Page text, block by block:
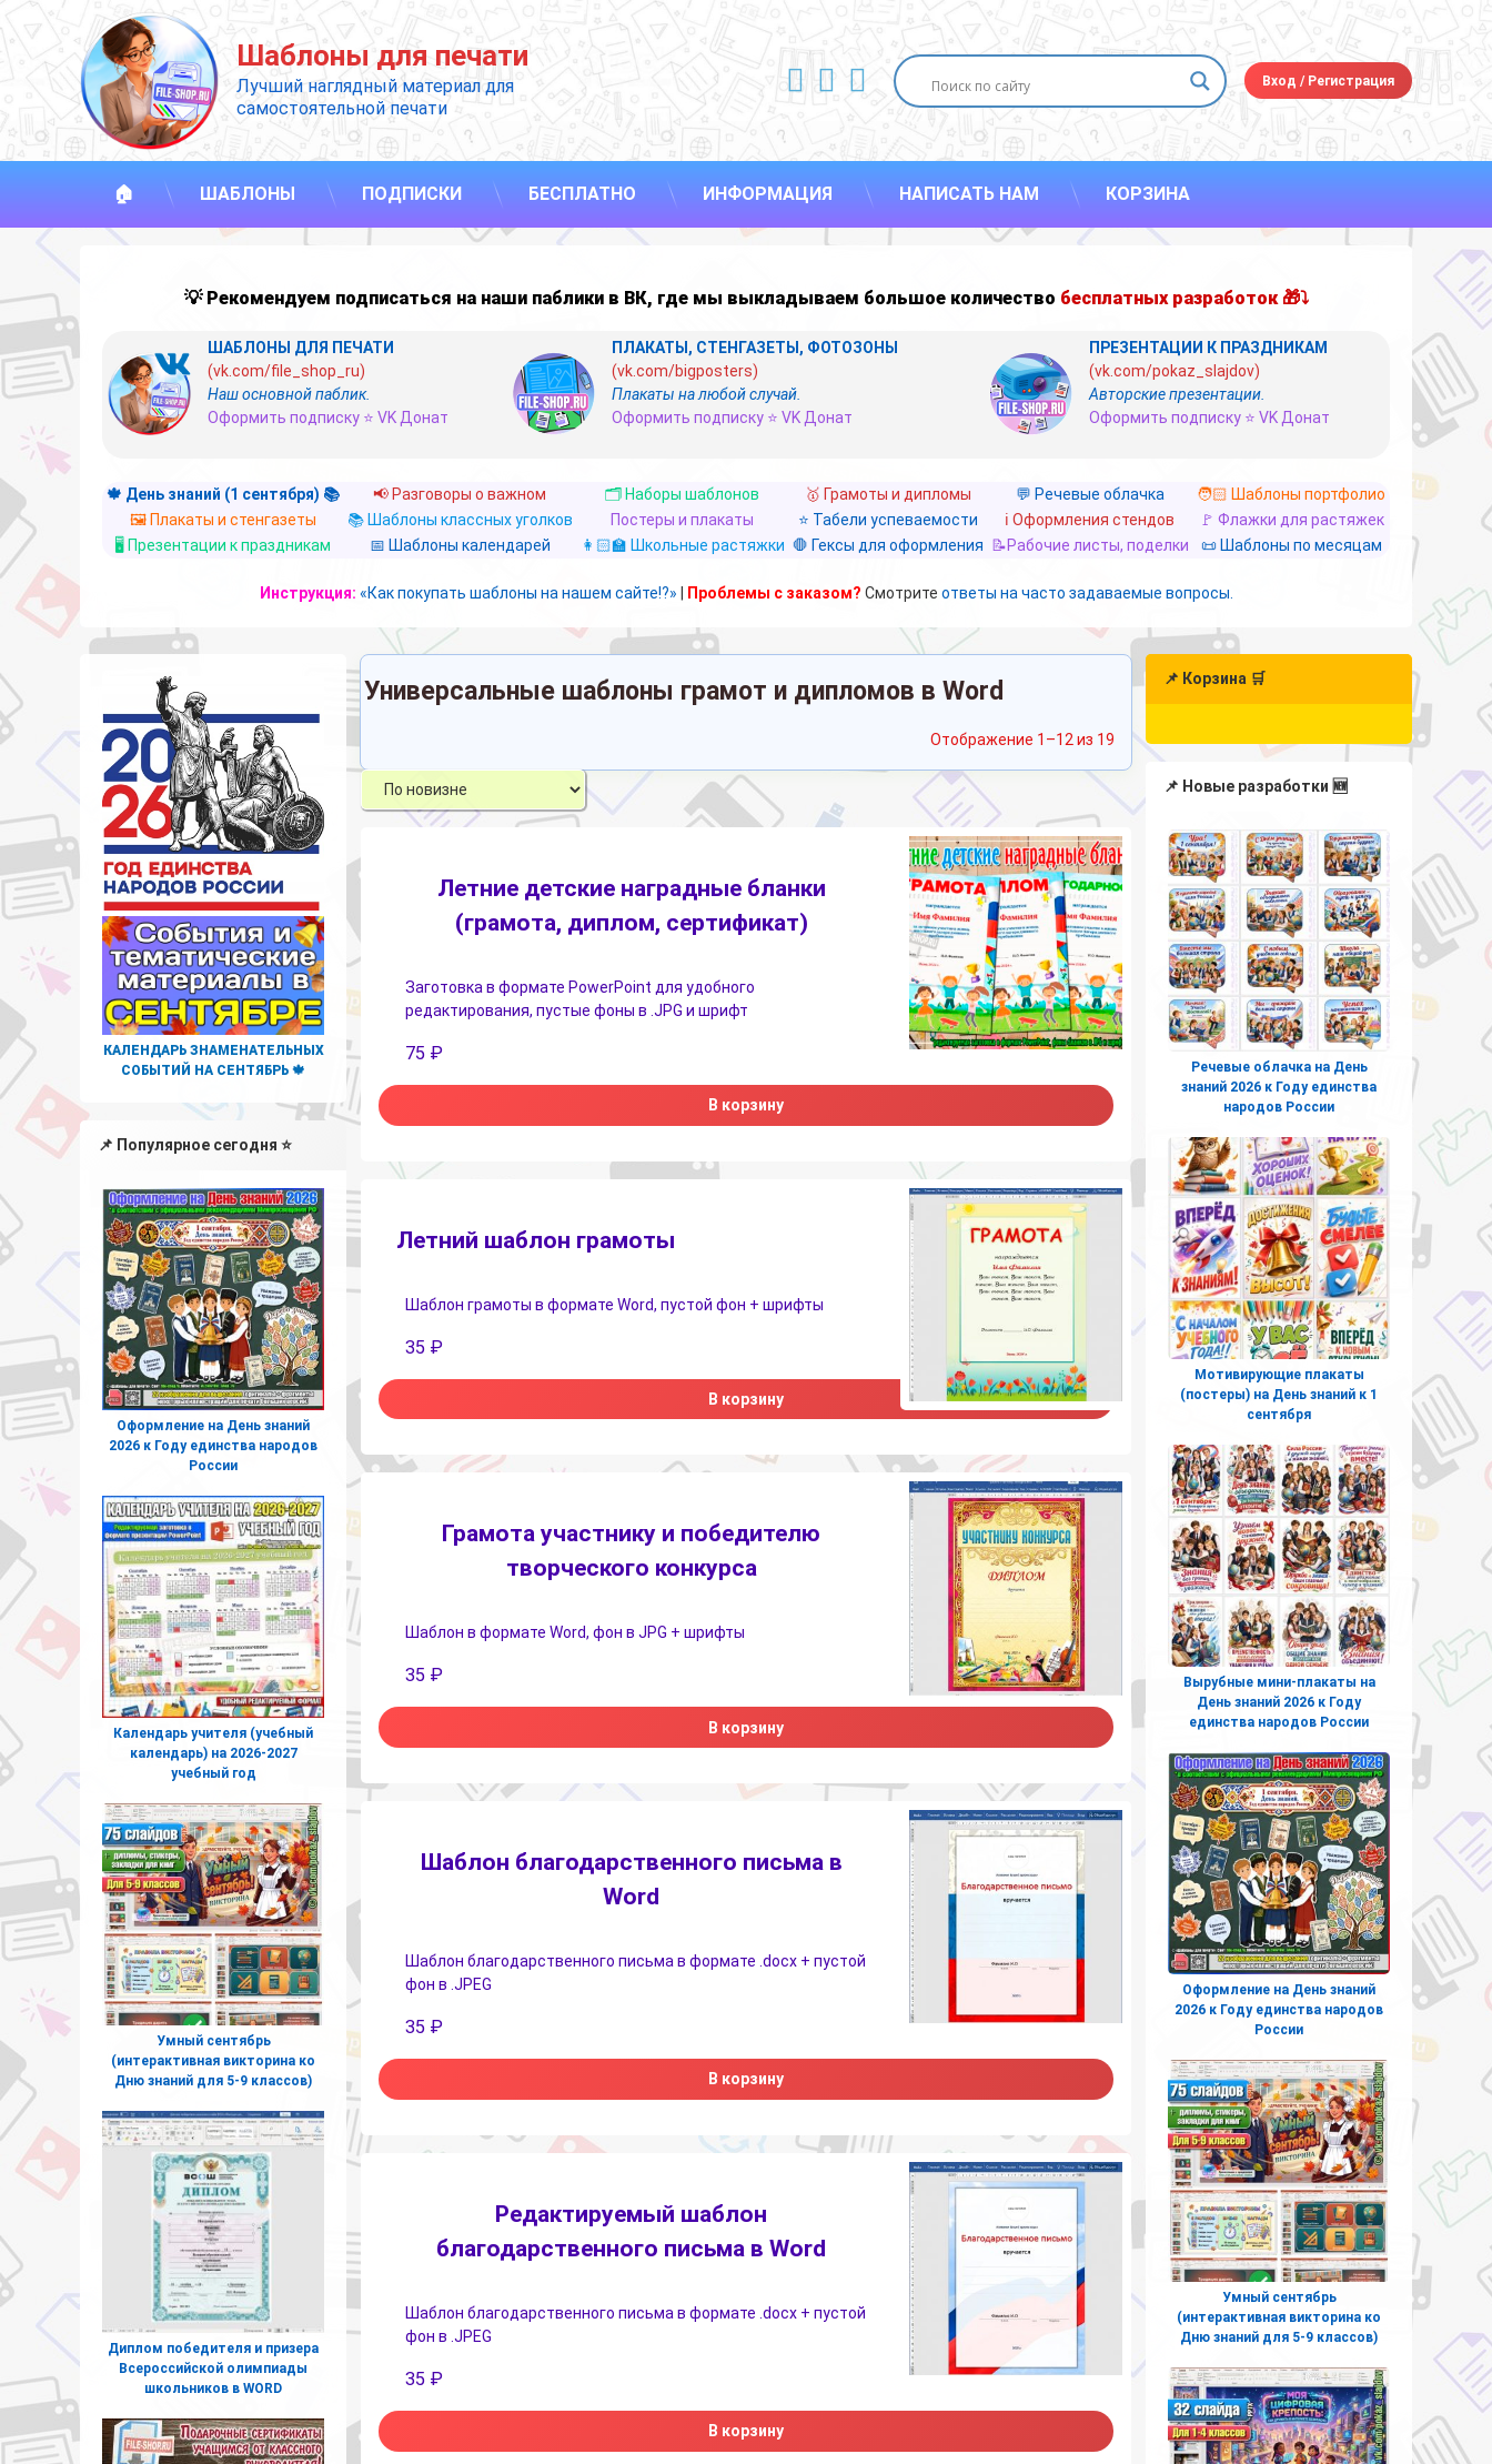
Перейти
к
содержимому
Шаблоны для печати
Лучший наглядный материал для
самостоятельной печати
ВКонтакте
YouTube
E-mail Вход /Регистрация
🏠 ШАБЛОНЫ ПОДПИСКИ БЕСПЛАТНО ИНФОРМАЦИЯ НАПИСАТЬ НАМ КОРЗИНА
💡 Рекомендуем подписаться на наши паблики в ВК, где мы выкладываем большое количество бесплатных разработок 🎁⤵
ШАБЛОНЫ ДЛЯ ПЕЧАТИ
(vk.com/file_shop_ru)
Наш основной паблик.
Оформить подписку ⭐ VK Донат
ПЛАКАТЫ, СТЕНГАЗЕТЫ, ФОТОЗОНЫ
(vk.com/bigposters)
Плакаты на любой случай.
Оформить подписку ⭐ VK Донат
ПРЕЗЕНТАЦИИ К ПРАЗДНИКАМ
(vk.com/pokaz_slajdov)
Авторские презентации.
Оформить подписку ⭐ VK Донат
🍁 День знаний (1 сентября) 📚 📢 Разговоры о важном 🗂️ Наборы шаблонов 🥇 Грамоты и дипломы 💬 Речевые облачка
🧑🏻 Шаблоны портфолио
🖼️ Плакаты и стенгазеты
📚 Шаблоны классных уголков Постеры и плакаты ⭐ Табели успеваемости ℹ️ Оформления стендов
🚩 Флажки для растяжек
🖥️ Презентации к праздникам
📅 Шаблоны календарей 👩🏻‍🏫 Школьные растяжки 🛑 Гексы для оформления 📝Рабочие листы, поделки 📜 Шаблоны по месяцам
Инструкция: «Как покупать шаблоны на нашем сайте!?» Проблемы с заказом? Смотрите ответы на часто задаваемые вопросы.
Универсальные шаблоны грамот и дипломов в Word
Отображение 1–12 из 19 Сортировка:
самые
недавние
Летние детские наградные бланки
(грамота, диплом, сертификат)
Заготовка в формате PowerPoint для удобного
редактирования, пустые фоны в .JPG и шрифт
75 ₽
В корзину
Летний шаблон грамоты
Шаблон грамоты в формате Word, пустой фон + шрифты
35 ₽
В корзину
Грамота участнику и победителю
творческого конкурса
Шаблон в формате Word, фон в JPG + шрифты
35 ₽
В корзину
Шаблон благодарственного письма в
Word
Шаблон благодарственного письма в формате .docx + пустой
фон в .JPEG
35 ₽
В корзину
Редактируемый шаблон
благодарственного письма в Word
Шаблон благодарственного письма в формате .docx + пустой
фон в .JPEG
35 ₽
В корзину
КАЛЕНДАРЬ ЗНАМЕНАТЕЛЬНЫХ
СОБЫТИЙ НА СЕНТЯБРЬ 🍁
📌 Популярное сегодня ⭐
Оформление на День знаний
2026 к Году единства народов
России
Календарь учителя (учебный
календарь) на 2026-2027
учебный год
Умный сентябрь
(интерактивная викторина ко
Дню знаний для 5-9 классов)
Диплом победителя и призера
Всероссийской олимпиады
школьников в WORD
📌 Корзина 🛒
📌 Новые разработки 🆕
Речевые облачка на День
знаний 2026 к Году единства
народов России
Мотивирующие плакаты
(постеры) на День знаний к 1
сентября
Вырубные мини-плакаты на
День знаний 2026 к Году
единства народов России
Оформление на День знаний
2026 к Году единства народов
России
Умный сентябрь
(интерактивная викторина ко
Дню знаний для 5-9 классов)